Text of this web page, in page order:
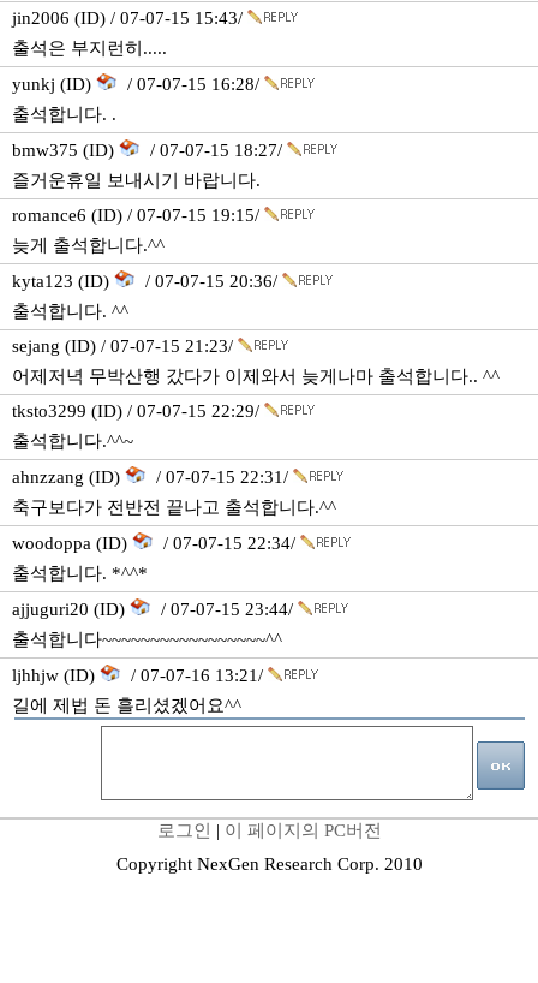
jin2006 (ID) / 07-07-15 15:43/
출석은 부지런히.....
yunkj (ID)
/ 07-07-15 16:28/
출석합니다. .
bmw375 (ID)
/ 07-07-15 18:27/
즐거운휴일 보내시기 바랍니다.
romance6 (ID) / 07-07-15 19:15/
늦게 출석합니다.^^
kyta123 (ID)
/ 07-07-15 20:36/
출석합니다. ^^
sejang (ID) / 07-07-15 21:23/
어제저녁 무박산행 갔다가 이제와서 늦게나마 출석합니다.. ^^
tksto3299 (ID) / 07-07-15 22:29/
출석합니다.^^~
ahnzzang (ID)
/ 07-07-15 22:31/
축구보다가 전반전 끝나고 출석합니다.^^
woodoppa (ID)
/ 07-07-15 22:34/
출석합니다. *^^*
ajjuguri20 (ID)
/ 07-07-15 23:44/
출석합니다~~~~~~~~~~~~~~~~~^^
ljhhjw (ID)
/ 07-07-16 13:21/
길에 제법 돈 흘리셨겠어요^^
로그인 | 이 페이지의 PC버전
Copyright NexGen Research Corp. 2010